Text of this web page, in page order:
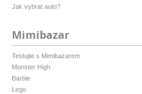
Jak vybrat auto?
Mimibazar
Testujte s Mimibazarem
Monster High
Barbie
Lego